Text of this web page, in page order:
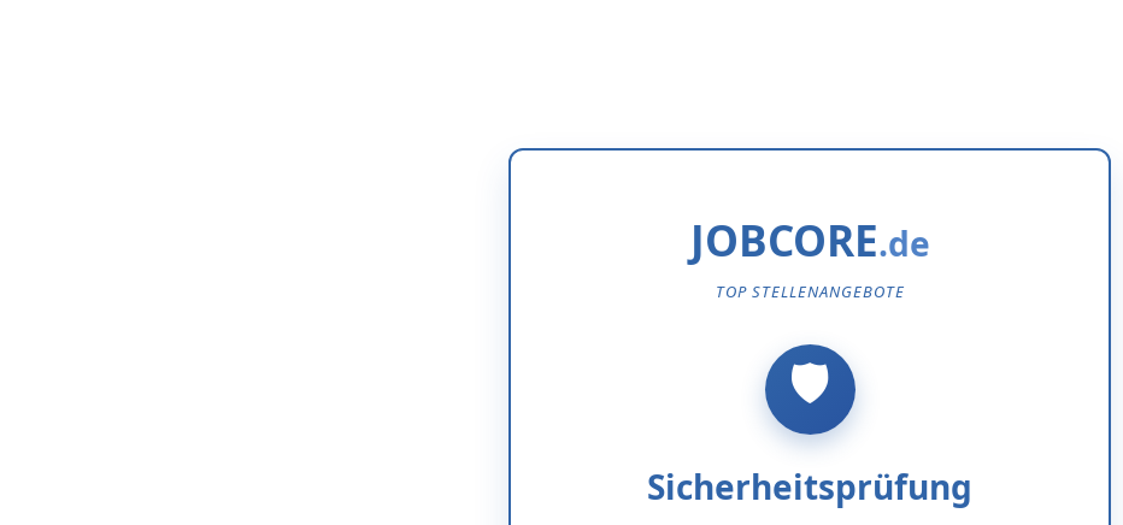
JOBCORE
TOP STELLENANGEBOTE
Sicherheitsprüfung